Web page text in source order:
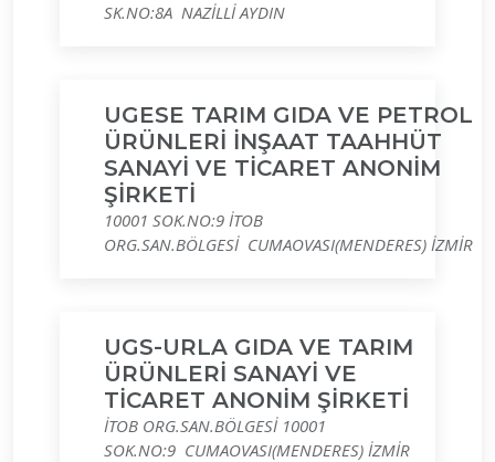
SK.NO:8A NAZİLLİ AYDIN
UGESE TARIM GIDA VE PETROL
ÜRÜNLERİ İNŞAAT TAAHHÜT
SANAYİ VE TİCARET ANONİM
ŞİRKETİ
10001 SOK.NO:9 İTOB
ORG.SAN.BÖLGESİ CUMAOVASI(MENDERES) İZMİR
UGS-URLA GIDA VE TARIM
ÜRÜNLERİ SANAYİ VE
TİCARET ANONİM ŞİRKETİ
İTOB ORG.SAN.BÖLGESİ 10001
SOK.NO:9 CUMAOVASI(MENDERES) İZMİR